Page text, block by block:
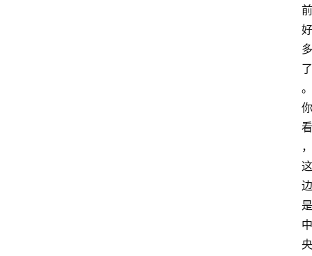
前
好
多
了
。
你
看
，
这
边
是
中
央